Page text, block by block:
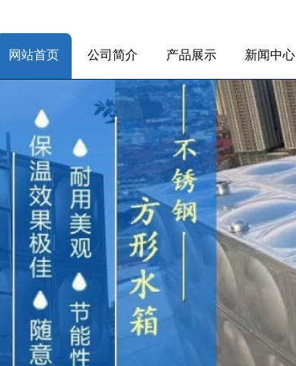
网站首页 公司简介 产品展示 新闻中心